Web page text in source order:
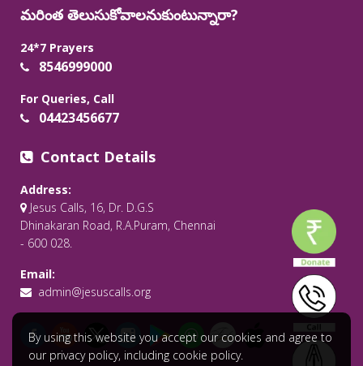
మరింత తెలుసుకోవాలనుకుంటున్నారా?
24*7 Prayers
8546999000
For Queries, Call
04423456677
Contact Details
Address:
Jesus Calls, 16, Dr. D.G.S
Dhinakaran Road, R.A.Puram, Chennai
- 600 028.
Email:
admin@jesuscalls.org
By using this website you accept our cookies and agree to
our privacy policy, including cookie policy.